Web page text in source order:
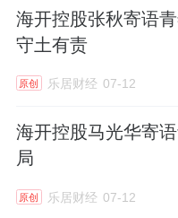
海开控股张秋寄语
守土有责
原创 乐居财经 07-12
海开控股马光华寄
局
原创 乐居财经 07-12